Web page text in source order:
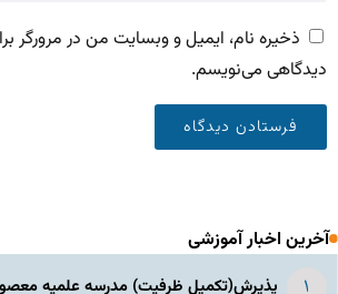
ذخیره نام، ایمیل و وبسایت من در مرورگر
دیدگاهی می‌نویسم.
آخرین اخبار آموزشی
پذیرش(تکمیل ظرفیت) مدرسه علمیه